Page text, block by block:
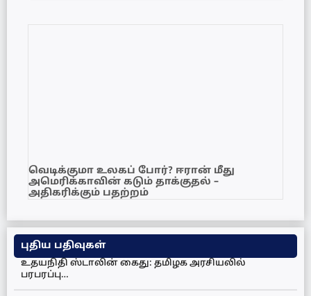
வெடிக்குமா உலகப் போர்? ஈரான் மீது
அமெரிக்காவின் கடும் தாக்குதல் –
அதிகரிக்கும் பதற்றம்
புதிய பதிவுகள்
உதயநிதி ஸ்டாலின் கைது: தமிழக அரசியலில்
பரபரப்பு…